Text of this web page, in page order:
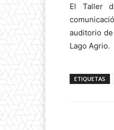
El Taller
auditorio
Lago Agrio.
ETIQUETAS